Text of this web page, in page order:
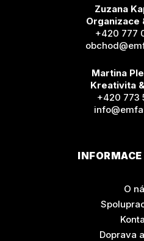
Zuzana
Organizace
+420 777
Martina
Kreativita
+420 773
INFORMACE
O
Doprava